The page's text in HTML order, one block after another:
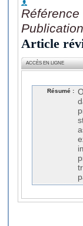
Référence
Publication
Article
ACCÈS EN LIGNE
Résumé :